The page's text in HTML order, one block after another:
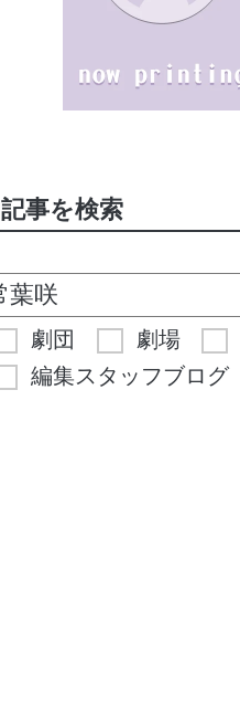
記事を検索
劇団 劇場
編集スタッフブログ